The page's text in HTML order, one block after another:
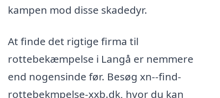
kampen mod disse skadedyr.
At finde det rigtige firma til
rottebekæmpelse i Langå er nemmere
end nogensinde før. Besøg xn--find-
rottebekmpelse-xxb.dk, hvor du kan